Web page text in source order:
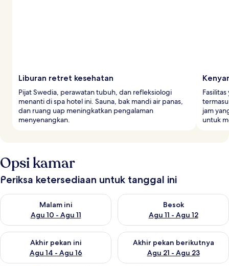
Liburan retret kesehatan
Pijat Swedia, perawatan tubuh, dan refleksiologi
menanti di spa hotel ini. Sauna, bak mandi air panas,
dan ruang uap meningkatkan pengalaman
menyenangkan.
jam
untuk
Opsi kamar
Periksa ketersediaan untuk tanggal ini
Malam ini
Agu 10 - Agu 11
Periksa ketersediaan untuk malam ini Agu 10 - Agu 11
Besok
Agu 11 - Agu 12
Periksa ketersediaan untuk
Akhir pekan ini
Agu 14 - Agu 16
Periksa ketersediaan untuk akhir pekan ini Agu 14 - Agu 16
Akhir pekan berikutnya
Agu 21 - Agu 23
Periksa ketersediaan untuk